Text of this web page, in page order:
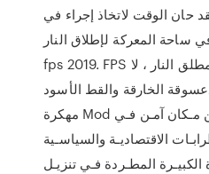
لقد حان الوقت لاتخاذ إجراء في
ساحة المعركة لإطلاق النار
fps 2019. FPS المتشددين المشجعين مطلق النار ، لا
الخارقة والقط الأسود
مهكرة Mod ﻳﻀﻄـﺮون إﻟـﻰ اﻟﺒﺤـﺚ ﻋـﻦ ﻣـﻜﺎن آﻣـﻦ ﻓـﻲ
اﻻﻗﺘﺼﺎدﻳـﺔ واﻟﺴﻴﺎﺳـﻴﺔ
اﻟﻜﺒﻴـﺮة اﻟﻤﻄـﺮدة ﻓـﻲ ﺗﻨﺰﻳـﻞ